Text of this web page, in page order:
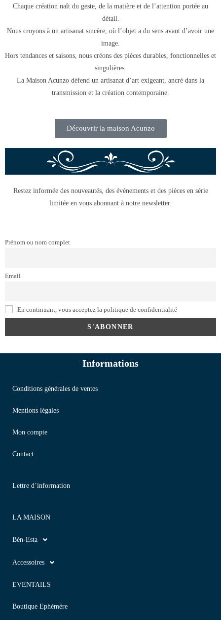
Chaque création naît du geste, de la matière et de l’attention portée au
détail.
Nous croyons à un artisanat sincère, où l’objet a du sens avant d’avoir une
image.
Hors tendances et saisons, nous créons des pièces durables, fonctionnelles et
singulières.
La Maison Acunzo défend un artisanat d’art exigeant, ancré dans la
transmission et la création contemporaine.
Découvrir la maison Acunzo
Restez informée des nouveautés, des événements et des pièces en série
limitée en vous abonnant à notre newsletter.
Prénom ou nom complet
Email
En continuant, vous acceptez la politique de confidentialité
Informations
Conditions générales de ventes
Mentions légales
Mon compte
Contact
Lettre d’information
LA MAISON
Bèn-Esta
Accessoires
EVENTAILS
Boutique Ephémère